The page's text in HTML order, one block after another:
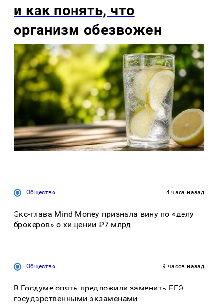
и как понять, что
организм обезвожен
Общество 4 часа назад
Экс-глава Mind Money признала вину по «делу
брокеров» о хищении ₽7 млрд
Общество 9 часов назад
В Госдуме опять предложили заменить ЕГЭ
государственными экзаменами